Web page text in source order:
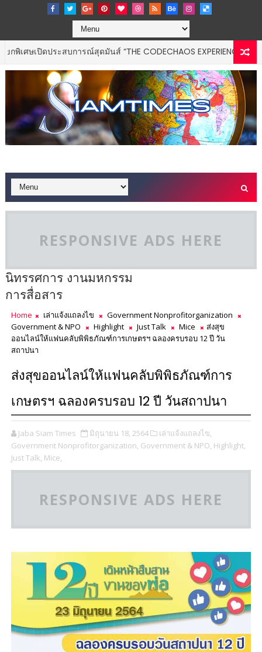
ะสบการณ์สุดมันส์ “THE CODECHAOS EXPERIENCE – CHAOS
RESPONSIVE ADS HERE
นิทรรศการ งานมหกรรม
การสื่อสาร
Home เล่าแจ้งแถลงไข
Government Nonprofitorganization
Government & NPO
Highlight Just Talk Mice
ส่งสุข
ออนไลน์ให้แฟนคลับพิพิธภัณฑ์การเกษตรฯ ฉลองครบรอบ 12 ปี วัน
สถาปนา
ส่งสุขออนไลน์ให้แฟนคลับพิพิธภัณฑ์การ
เกษตรฯ ฉลองครบรอบ 12 ปี วันสถาปนา
Jaba Siam Times มิถุนายน 18, 2564
เล่าแจ้งแถลงไข,
Government Nonprofitorganization, Government & NPO, Highlight,
Just Talk, Mice,
RESPONSIVE ADS HERE